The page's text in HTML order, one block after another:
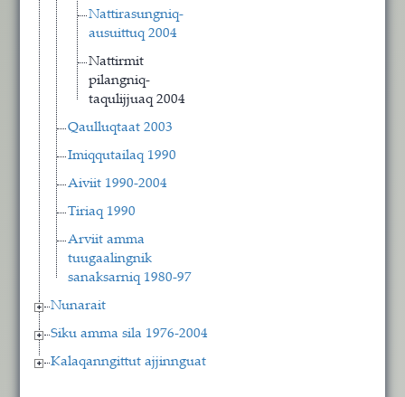
Nattirasungniq-
ausuittuq 2004
Nattirmit
pilangniq-
taqulijjuaq 2004
Qaulluqtaat 2003
Imiqqutailaq 1990
Aiviit 1990-2004
Tiriaq 1990
Arviit amma
tuugaalingnik
sanaksarniq 1980-97
Nunarait
Siku amma sila 1976-2004
Kalaqanngittut ajjinnguat